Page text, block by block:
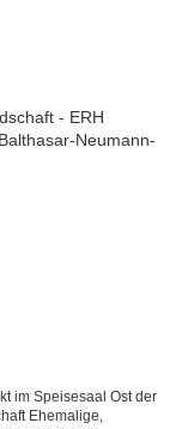
im Speisesaal Ost der
Ehemalige,